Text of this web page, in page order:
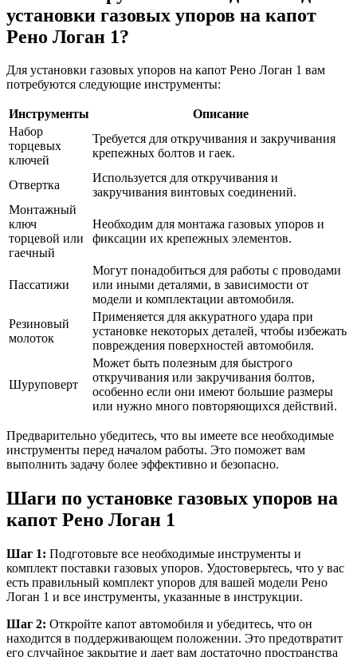
установки газовых упоров на капот
Рено Логан 1?
Для установки газовых упоров на капот Рено Логан 1 вам
потребуются следующие инструменты:
Инструменты
Описание
Набор
торцевых
ключей
Требуется для откручивания и закручивания
крепежных болтов и гаек.
Отвертка
Используется для откручивания и
закручивания винтовых соединений.
Монтажный
ключ
торцевой или
гаечный
Необходим для монтажа газовых упоров и
фиксации их крепежных элементов.
Пассатижи
Могут понадобиться для работы с проводами
или иными деталями, в зависимости от
модели и комплектации автомобиля.
Резиновый
молоток
Применяется для аккуратного удара при
установке некоторых деталей, чтобы избежать
повреждения поверхностей автомобиля.
Шуруповерт
Может быть полезным для быстрого
откручивания или закручивания болтов,
особенно если они имеют большие размеры
или нужно много повторяющихся действий.
Предварительно убедитесь, что вы имеете все необходимые
инструменты перед началом работы. Это поможет вам
выполнить задачу более эффективно и безопасно.
Шаги по установке газовых упоров на
капот Рено Логан 1
Шаг 1: Подготовьте все необходимые инструменты и
комплект поставки газовых упоров. Удостоверьтесь, что у вас
есть правильный комплект упоров для вашей модели Рено
Логан 1 и все инструменты, указанные в инструкции.
Шаг 2: Откройте капот автомобиля и убедитесь, что он
находится в поддерживающем положении. Это предотвратит
его случайное закрытие и дает вам достаточно пространства